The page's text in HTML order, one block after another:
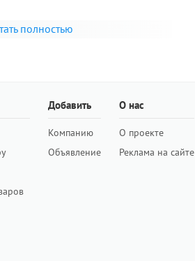
полностью
Добавить
Компанию
Объявление
О нас
О проекте
Реклама на сайте